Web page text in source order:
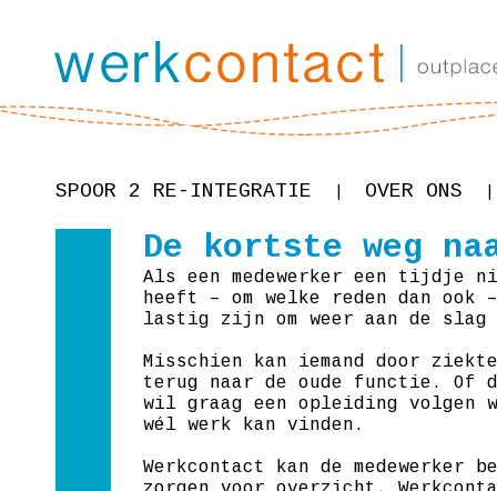
SPOOR 2 RE-INTEGRATIE OVER ONS
De kortste weg
Als een medewerker een tijdje
heeft – om welke reden dan ook
lastig zijn om weer aan de slag
Misschien kan iemand door
terug naar de oude functie. Of
wil graag een opleiding volgen
wél werk kan vinden.
Werkcontact kan de medewerker